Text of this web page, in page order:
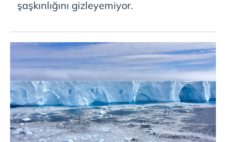
şaşkınlığını gizleyemiyor.